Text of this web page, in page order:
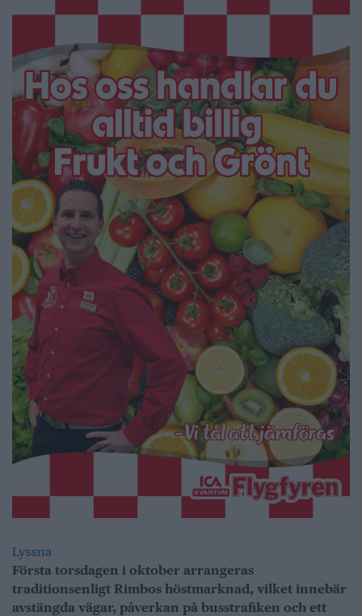
Lyssna
Första torsdagen i oktober arrangeras
traditionsenligt Rimbos höstmarknad, vilket innebär
avstängda vägar, påverkan på busstrafiken och ett